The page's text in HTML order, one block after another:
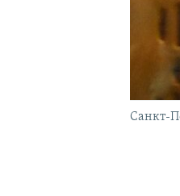
Санкт-